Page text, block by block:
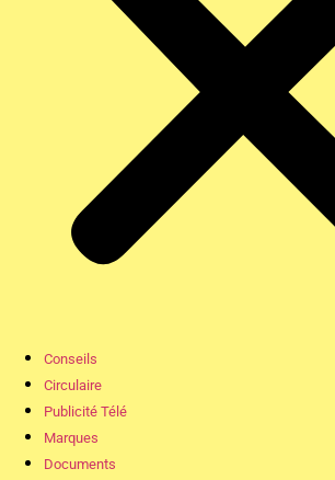
Conseils
Circulaire
Publicité Télé
Marques
Documents